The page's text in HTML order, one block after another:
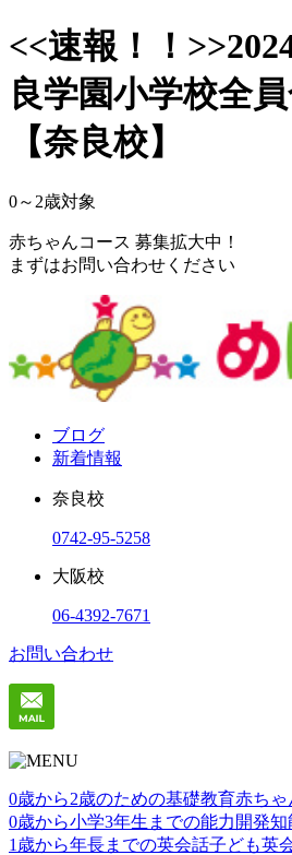
<<速報！！
良学園小学校全員
【奈良校】
0～2歳対象
赤ちゃんコース 募集拡大中！
まずはお問い合わせください
ブログ
新着情報
奈良校
0742-95-5258
大阪校
06-4392-7671
お問い合わせ
0歳から2歳のための基礎教育赤ちゃ
0歳から小学3年生までの能力開発知
1歳から年⻑までの英会話子ども英